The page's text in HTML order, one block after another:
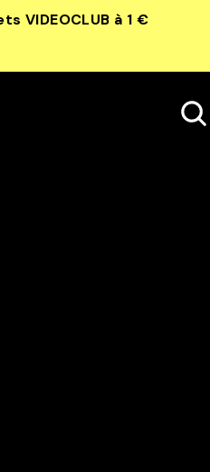
VIDEOCLUB à 1 €